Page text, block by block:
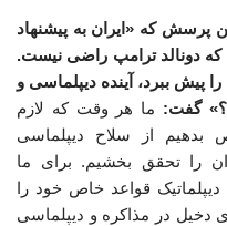
پرسش که «ایران به پیشنهاد
که دونالد ترامپ راضی نیست.
پیش ببرد، آینده دیپلماسی و
گفت: ما هر وقت که لازم
از سلاح دیپلماسی
را تحقق بخشیم. برای ما
قواعد خاص خود را
دخیل در مذاکره و دیپلماسی